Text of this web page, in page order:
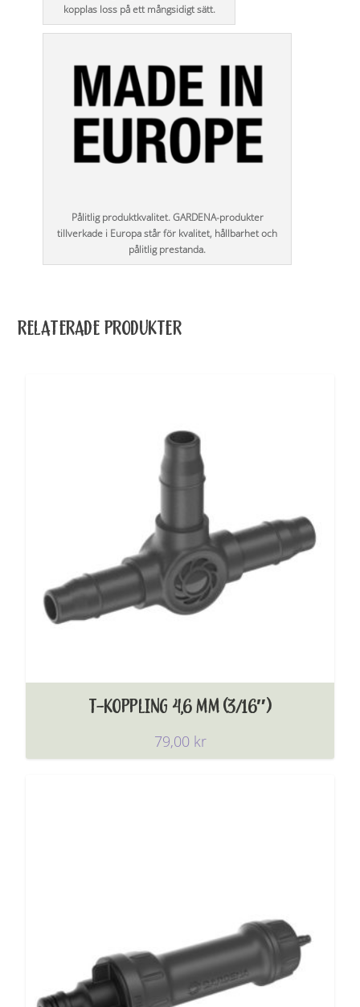
kopplas loss på ett mångsidigt sätt.
Pålitlig produktkvalitet. GARDENA-produkter
tillverkade i Europa står för kvalitet, hållbarhet och
pålitlig prestanda.
RELATERADE PRODUKTER
T-KOPPLING 4,6 MM (3/16″)
79,00 kr